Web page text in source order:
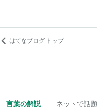
はてなブログ トップ
言葉の解説 ネットで話題